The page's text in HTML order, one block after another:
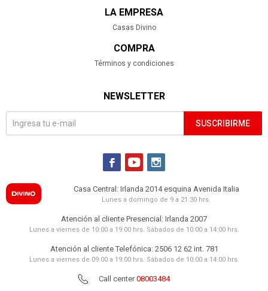
LA EMPRESA
Casas Divino
COMPRA
Términos y condiciones
NEWSLETTER
SUSCRIBIRME
  
Casa Central: Irlanda 2014 esquina Avenida Italia
Lunes a domingo de 9 a 21:30 hrs.
Atención al cliente Presencial: Irlanda 2007
Lunes a viernes de 10:00 a 19:00 hrs. Sábados de 10:00 a 14:00 hrs.
Atención al cliente Telefónica: 2506 12 62 int. 781
Lunes a viernes de 09:00 a 19:00 hrs. Sábados de 10:00 a 14:00 hrs.
Call center08003484